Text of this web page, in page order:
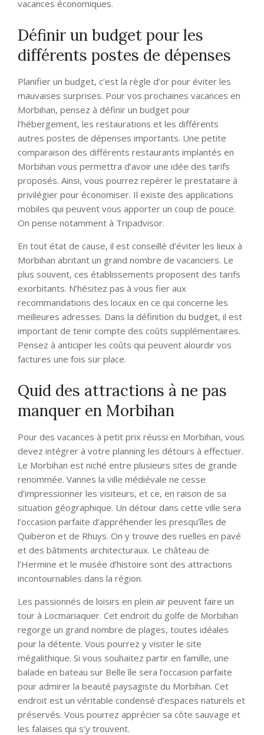
vacances économiques.
Définir un budget pour les
différents postes de dépenses
Planifier un budget, c’est la règle d’or pour éviter les
mauvaises surprises. Pour vos prochaines vacances en
Morbihan, pensez à définir un budget pour
l’hébergement, les restaurations et les différents
autres postes de dépenses importants. Une petite
comparaison des différents restaurants implantés en
Morbihan vous permettra d’avoir une idée des tarifs
proposés. Ainsi, vous pourrez repérer le prestataire à
privilégier pour économiser. Il existe des applications
mobiles qui peuvent vous apporter un coup de pouce.
On pense notamment à Tripadvisor.
En tout état de cause, il est conseillé d’éviter les lieux à
Morbihan abritant un grand nombre de vacanciers. Le
plus souvent, ces établissements proposent des tarifs
exorbitants. N’hésitez pas à vous fier aux
recommandations des locaux en ce qui concerne les
meilleures adresses. Dans la définition du budget, il est
important de tenir compte des coûts supplémentaires.
Pensez à anticiper les coûts qui peuvent alourdir vos
factures une fois sur place.
Quid des attractions à ne pas
manquer en Morbihan
Pour des vacances à petit prix réussi en Morbihan, vous
devez intégrer à votre planning les détours à effectuer.
Le Morbihan est niché entre plusieurs sites de grande
renommée. Vannes la ville médiévale ne cesse
d’impressionner les visiteurs, et ce, en raison de sa
situation géographique. Un détour dans cette ville sera
l’occasion parfaite d’appréhender les presqu’îles de
Quiberon et de Rhuys. On y trouve des ruelles en pavé
et des bâtiments architecturaux. Le château de
l’Hermine et le musée d’histoire sont des attractions
incontournables dans la région.
Les passionnés de loisirs en plein air peuvent faire un
tour à Locmariaquer. Cet endroit du golfe de Morbihan
regorge un grand nombre de plages, toutes idéales
pour la détente. Vous pourrez y visiter le site
mégalithique. Si vous souhaitez partir en famille, une
balade en bateau sur Belle île sera l’occasion parfaite
pour admirer la beauté paysagiste du Morbihan. Cet
endroit est un véritable condensé d’espaces naturels et
préservés. Vous pourrez apprécier sa côte sauvage et
les falaises qui s’y trouvent.